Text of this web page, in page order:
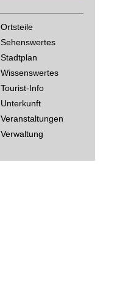
Ortsteile
Sehenswertes
Stadtplan
Wissenswertes
Tourist-Info
Unterkunft
Veranstaltungen
Verwaltung